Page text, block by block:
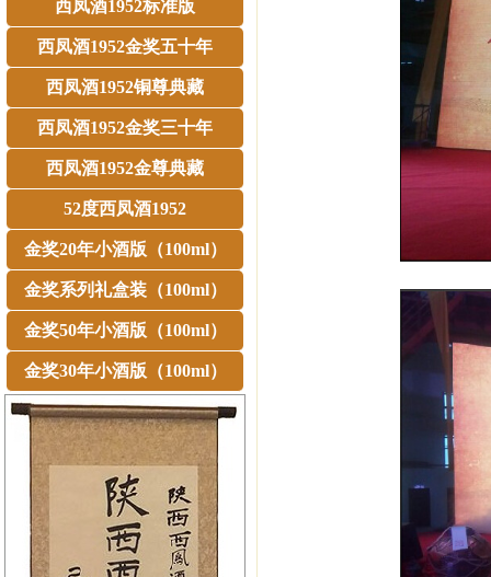
西凤酒1952标准版
西凤酒1952金奖五十年
西凤酒1952铜尊典藏
西凤酒1952金奖三十年
西凤酒1952金尊典藏
52度西凤酒1952
金奖20年小酒版（100ml）
金奖系列礼盒装（100ml）
金奖50年小酒版（100ml）
金奖30年小酒版（100ml）